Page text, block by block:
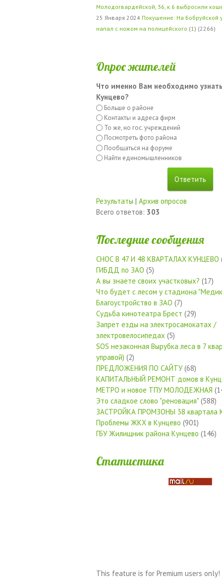
Молодогвардейской, 36, к.6 выбросили
25 Января 2024 Покушение: На Бобруйской
напал с ножом на полицейского (1 ) (2266)
Опрос жителей
Что именно Вам необходимо
Кунцево?
Больше о районе
Контакты и адреса фирм
То же, но гос. учреждений
Посмотреть фото района
Пообщаться на форуме
Найти единомышленников
Результаты | Архив опросов
Всего ответов: 303
Последние сообщения
СНОС В 47 И 48 КВАРТАЛАХ КУНЦЕВО
ГИБДД по ЗАО (5)
А вы знаете своих участковых? (17)
Что будет с лесом у стадиона
Благоустройство в ЗАО (7)
Судьба кинотеатра Брест (29)
Запрет езды на электросамокатах /
электровелосипедах (5)
SOS незаконная Вырубка леса в 7
управой) (2)
ПРЕДЛОЖЕНИЯ ПО САЙТУ(68)
КАПИТАЛЬНЫЙ РЕМОНТ домов в
МЕТРО и новое ТПУ МОЛОДЕЖНАЯ
Это сладкое слово "реновация" (588)
ЗАСТРОЙКА ПРОМЗОНЫ 38 квартала
Проблемы ЖКХ в Кунцево (901)
ГБУ Жилищник района Кунцево (146)
Статистика
This feature is for Premium users only!